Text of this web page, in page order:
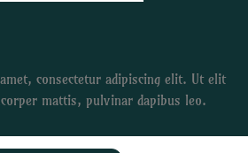
consectetur adipiscing elit. Ut elit
mattis, pulvinar dapibus leo.